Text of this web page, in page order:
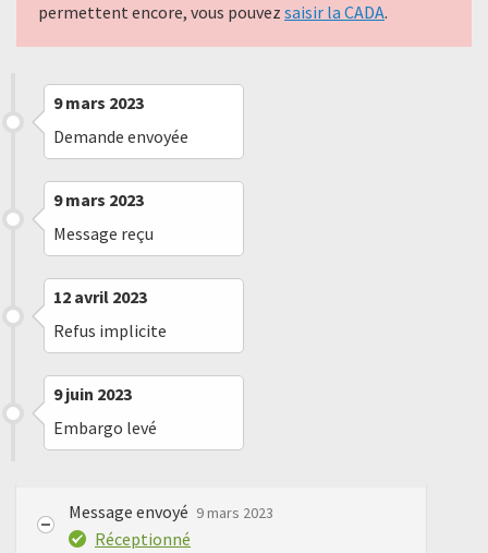
permettent encore, vous pouvez saisir la CADA.
9 mars 2023
Demande envoyée
9 mars 2023
Message reçu
12 avril 2023
Refus implicite
9 juin 2023
Embargo levé
Message envoyé 9 mars 2023
Réceptionné